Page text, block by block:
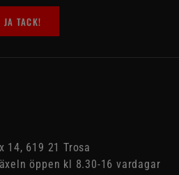
JA TACK!
14, 619 21 Trosa
öppen kl 8.30-16 vardagar